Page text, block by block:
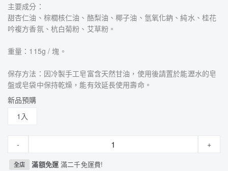
主要成分：
甜杏仁油、棕櫚核仁油、酪梨油、椰子油、氫氧化鈉、純水、桂花
吟複方香氛、杭白菊粉、艾草粉。
重量：115g / 塊。
保存方法：因冷製手工皂富含天然甘油，使用後請置於能瀝水的皂
盤或皂袋中保持乾燥，能有效延長使用壽命。
新品預購
1入
- +
全店 滿額免運滿二千免運費!